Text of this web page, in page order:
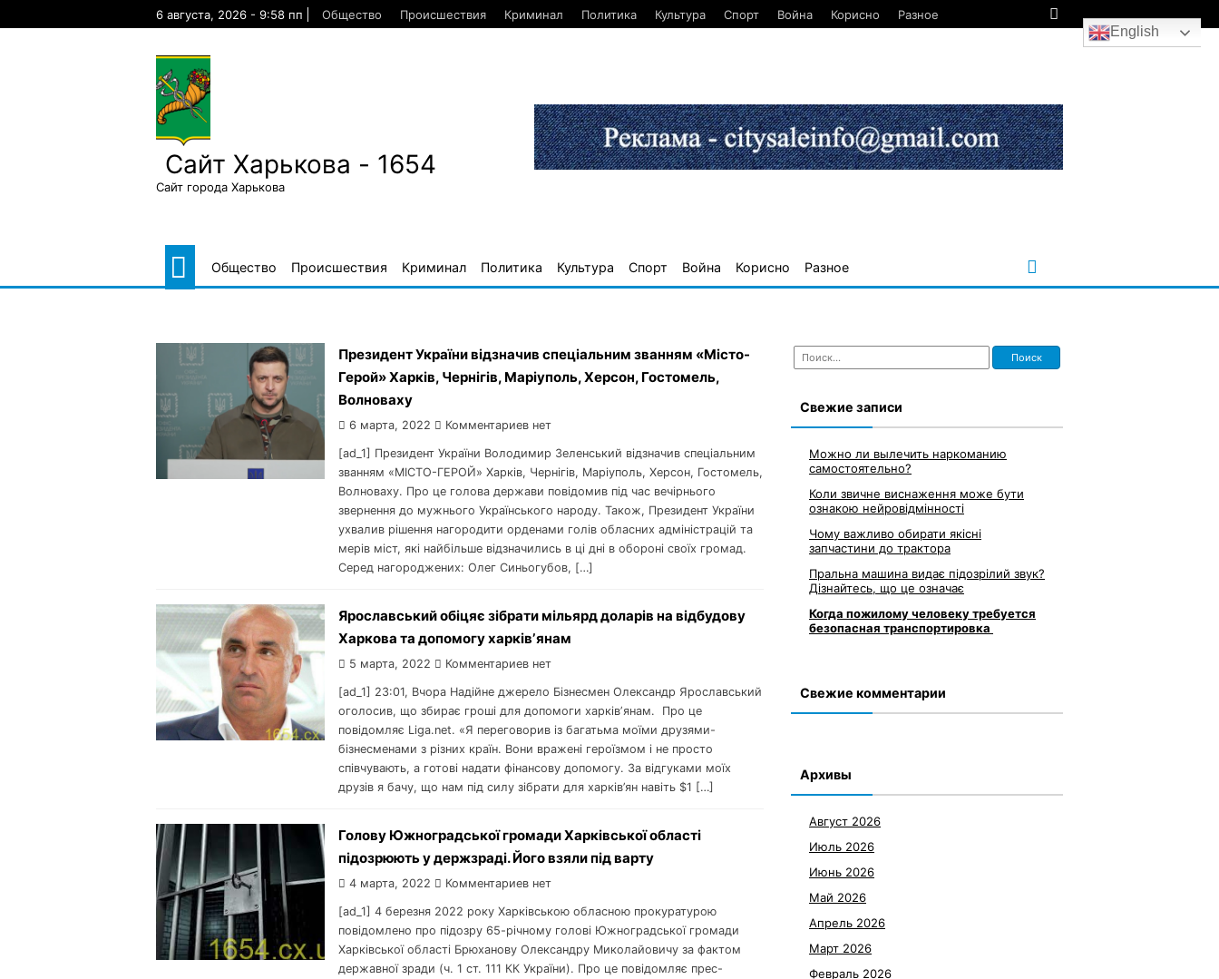
6 августа, 2026 - 9:58 пп Общество Происшествия Криминал Политика Культура Спорт Война Корисно Разное
Сайт Харькова - 1654
Сайт города Харькова
Общество Происшествия Криминал Политика Культура Спорт Война Корисно Разное
Президент України відзначив спеціальним званням «Місто-
Герой» Харків, Чернігів, Маріуполь, Херсон, Гостомель,
Волноваху
6 марта, 2022 Комментариев нет
[ad_1] Президент України Володимир Зеленський відзначив спеціальним
званням «МІСТО-ГЕРОЙ» Харків, Чернігів, Маріуполь, Херсон, Гостомель,
Волноваху. Про це голова держави повідомив під час вечірнього
звернення до мужнього Українського народу. Також, Президент України
ухвалив рішення нагородити орденами голів обласних адміністрацій та
мерів міст, які найбільше відзначились в ці дні в обороні своїх громад.
Серед нагороджених: Олег Синьогубов, […]
Ярославський обіцяє зібрати мільярд доларів на відбудову
Харкова та допомогу харківʼянам
5 марта, 2022 Комментариев нет
[ad_1] 23:01, Вчора Надійне джерело Бізнесмен Олександр Ярославський
оголосив, що збирає гроші для допомоги харківʼянам. Про це
повідомляє Liga.net. «Я переговорив із багатьма моїми друзями-
бізнесменами з різних країн. Вони вражені героїзмом і не просто
співчувають, а готові надати фінансову допомогу. За відгуками моїх
друзів я бачу, що нам під силу зібрати для харків’ян навіть $1 […]
Голову Южноградської громади Харківської області
підозрюють у держзраді. Його взяли під варту
4 марта, 2022 Комментариев нет
[ad_1] 4 березня 2022 року Харківською обласною прокуратурою
повідомлено про підозру 65-річному голові Южноградської громади
Харківської області Брюханову Олександру Миколайовичу за фактом
державної зради (ч. 1 ст. 111 КК України). Про це повідомляє прес-
Найти:
Свежие записи
Можно ли вылечить наркоманию
самостоятельно?
Коли звичне виснаження може бути
ознакою нейровідмінності
Чому важливо обирати якісні
запчастини до трактора
Пральна машина видає підозрілий звук?
Дізнайтесь, що це означає
Когда пожилому человеку требуется
безопасная транспортировка
Свежие комментарии
Архивы
Август 2026
Июль 2026
Июнь 2026
Май 2026
Апрель 2026
Март 2026
Февраль 2026
English